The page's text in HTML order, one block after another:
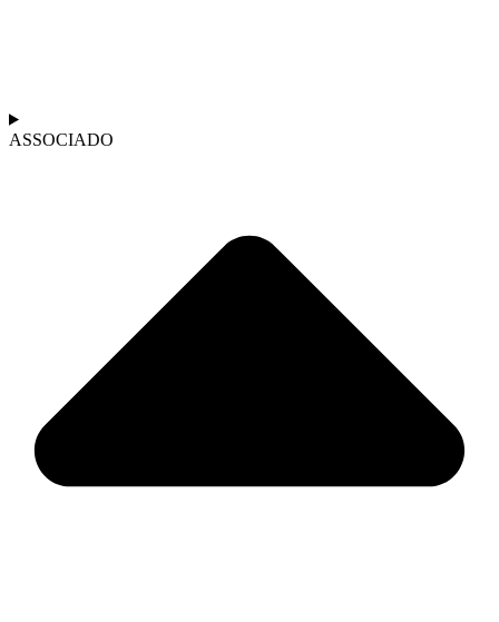
ASSOCIADO